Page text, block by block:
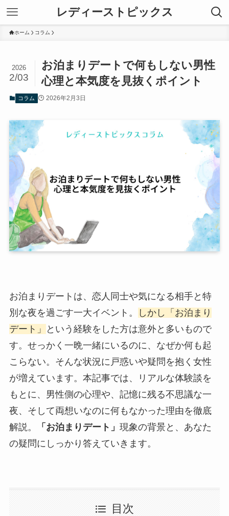
レディーストピックス
ホーム コラム
お泊まりデートで何もしない男性
心理と本気度を見抜くポイント
2026
2/03
コラム 2026年2月3日
お泊まりデートは、恋人同士や気になる相手と特
別な夜を過ごす一大イベント。
しかし「お泊まり
デート」
という経験をした方は意外と多いもので
す。せっかく一晩一緒にいるのに、なぜか何も起
こらない。そんな状況に戸惑いや疑問を抱く女性
が増えています。本記事では、リアルな体験談を
もとに、男性側の心理や、記憶に残る不思議な一
夜、そして両想いなのに何もなかった理由を徹底
解説。
「お泊まりデート」 現象の背景と、あなた
の疑問にしっかり答えていきます。
目次